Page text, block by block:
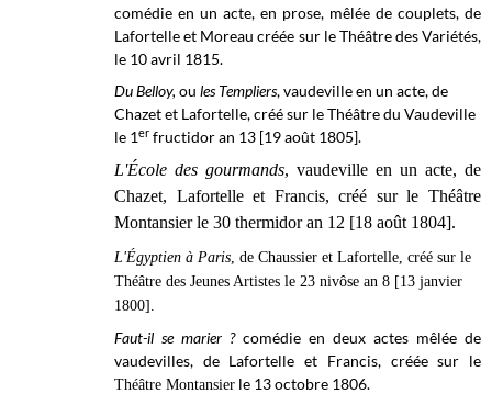
comédie en un acte, en prose, mêlée de couplets, de
Lafortelle et Moreau créée sur le Théâtre des Variétés,
le 10 avril 1815.
Du Belloy, ou les Templiers, vaudeville en un acte, de
Chazet et Lafortelle, créé sur leThéâtre du Vaudeville
le 1er fructidor an 13 [19 août 1805].
L'École des gourmands, vaudeville en un acte, de
Chazet, Lafortelle et Francis, créé sur le Théâtre
Montansier le 30 thermidor an 12 [18 août 1804].
L'Égyptien à Paris, de Chaussier et Lafortelle, créé sur le
Théâtre des Jeunes Artistes le 23 nivôse an 8 [13 janvier
1800].
Faut-il se marier ?comédie en deux actes mêlée de
vaudevilles, de Lafortelle et Francis, créée sur le
Théâtre Montansier le 13 octobre 1806.